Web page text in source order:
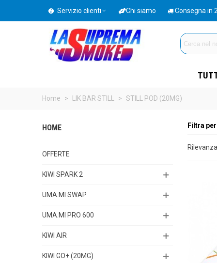
Servizio clienti Chi siamo Consegna in
Home > LIK BAR STILL > STILL POD (20MG)
HOME
OFFERTE
KIWI SPARK 2
UMA.MI SWAP
UMA.MI PRO 600
KIWI AIR
KIWI GO+ (20MG)
Filtra per